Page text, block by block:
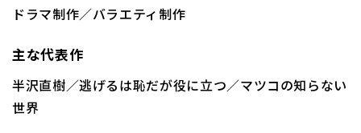
ドラマ制作／バラエティ制作
主な代表作
半沢直樹／逃げるは恥だが役に立つ／マツコの知らない
世界